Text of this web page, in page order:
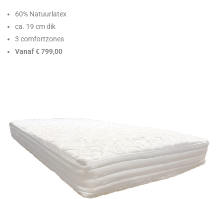
60% Natuurlatex
ca. 19 cm dik
3 comfortzones
Vanaf € 799,00